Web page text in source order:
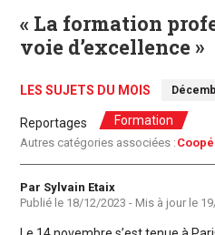
« La formation
voie d’excellence »
LES SUJETS DU MOIS
Reportages Formation
Autres catégories associées :
Auteur
Par Sylvain Etaix
Publié le 18/12/2023 - Mis à jour le